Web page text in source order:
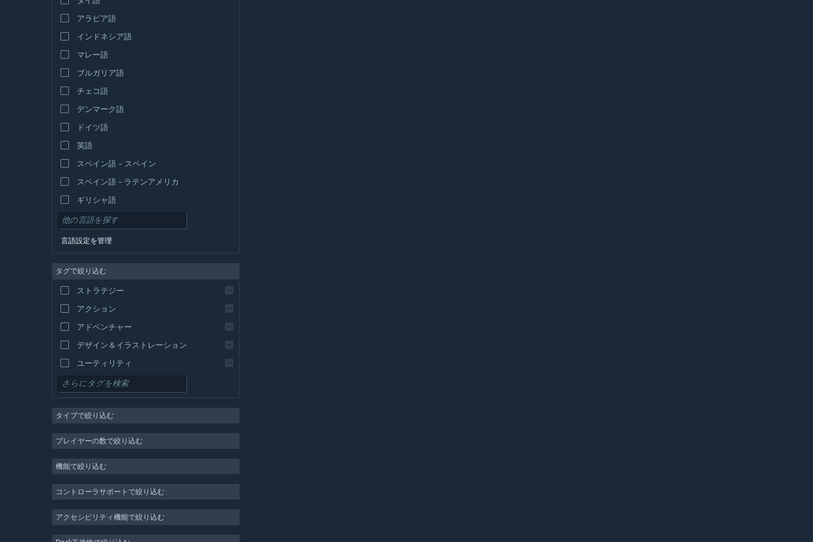
アラビア語
インドネシア語
マレー語
ブルガリア語
チェコ語
デンマーク語
ドイツ語
英語
スペイン語 - スペイン
スペイン語－ラテンアメリカ
ギリシャ語
言語設定を管理
タグで絞り込む
ストラテジー
アクション
アドベンチャー
デザイン＆イラストレーション
ユーティリティ
無料プレイ
MMO
インディー
カジュアル
シミュレーション
タイプで絞り込む
プレイヤーの数で絞り込む
機能で絞り込む
コントローラサポートで絞り込む
アクセシビリティ機能で絞り込む